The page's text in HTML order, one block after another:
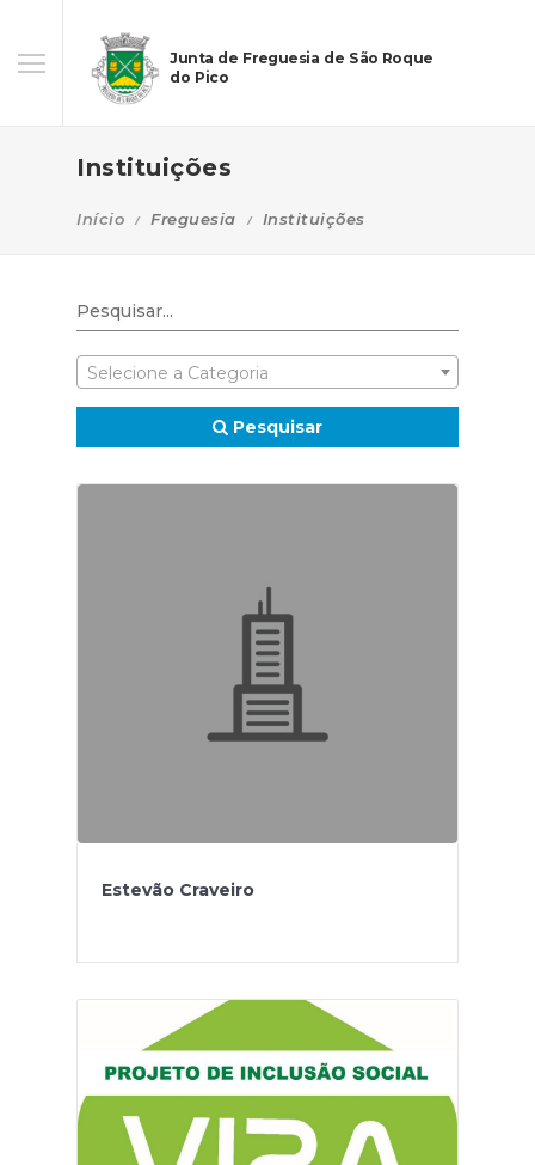
Junta de Freguesia de São Roque
do Pico
Instituições
Início Freguesia Instituições
Selecione a Categoria
Pesquisar
Estevão Craveiro